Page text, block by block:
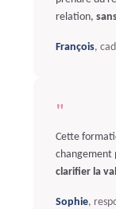
relation,
François,
"
Cette
changement
clarifier la
Sophie,